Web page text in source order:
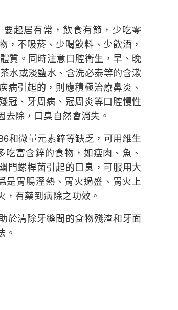
起居有常，飲食有節，少吃零
，不吸菸、少喝飲料、少飲酒，
質。同時注意口腔衛生，早、晚
水或淡鹽水、含洗必泰等的含漱
病引起的，則應積極治療鼻炎、
冠、牙周病、冠周炎等口腔慢性
除，口臭自然會消失。
微量元素鋅等缺乏，可用維生
富含鋅的食物，如瘦肉、魚、
門螺桿菌引起的口臭，可服用大
是胃腸溼熱、胃火過盛、胃火上
有藥到病除之功效。
清除牙縫間的食物殘渣和牙面
。